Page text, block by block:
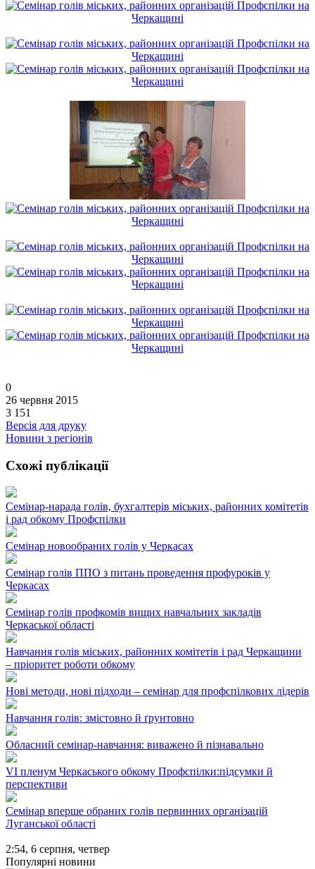
0
26 червня 2015
3 151
Версія для друку
Новини з регіонів
Схожі публікації
Семінар-нарада голів, бухгалтерів міських, районних комітетів
і рад обкому Профспілки
Семінар новообраних голів у Черкасах
Семінар голів ППО з питань проведення профуроків у
Черкасах
Семінар голів профкомів вищих навчальних закладів
Черкаської області
Навчання голів міських, районних комітетів і рад Черкащини
– пріоритет роботи обкому
Нові методи, нові підходи – семінар для профспілкових лідерів
Навчання голів: змістовно й ґрунтовно
Обласний семінар-навчання: виважено й пізнавально
VІ пленум Черкаського обкому Профспілки:підсумки й
перспективи
Семінар вперше обраних голів первинних організацій
Луганської області
2:54, 6 серпня, четвер
Популярні новини